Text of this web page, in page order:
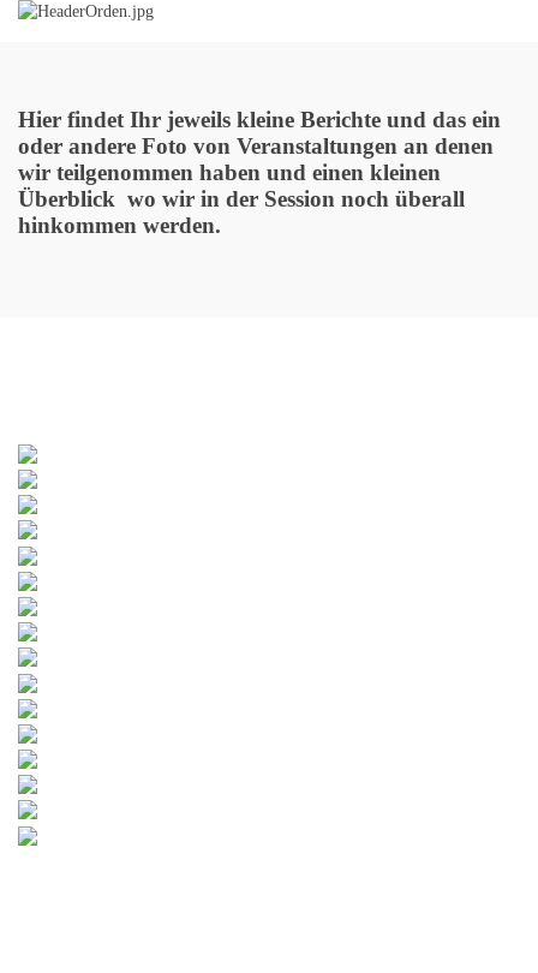
Hier findet Ihr jeweils kleine Berichte und das ein
oder andere Foto von Veranstaltungen an denen
wir teilgenommen haben und einen kleinen
Überblick wo wir in der Session noch überall
hinkommen werden.